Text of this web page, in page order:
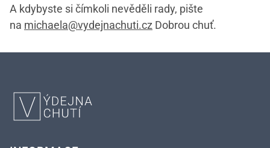
A kdybyste si čímkoli nevěděli rady, pište
na michaela@vydejnachuti.cz Dobrou chuť.